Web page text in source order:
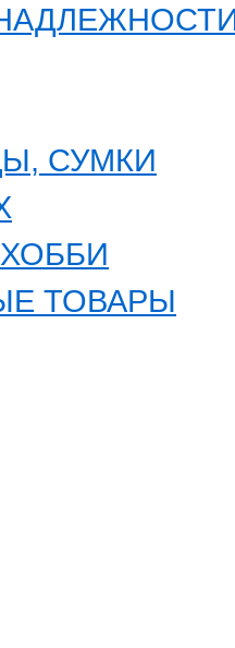
СУМКИ
ТОВАРЫ